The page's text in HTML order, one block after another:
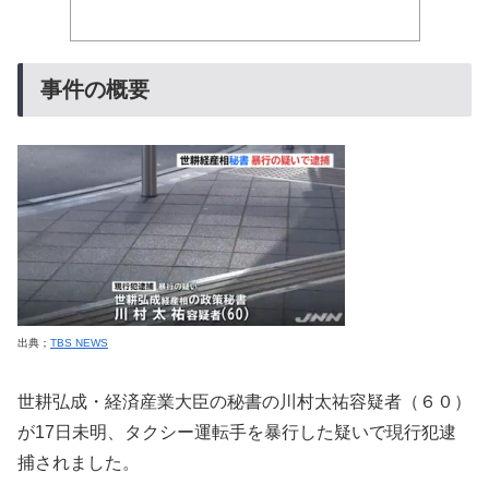
事件の概要
出典； TBS NEWS
世耕弘成・経済産業大臣の秘書の川村太祐容疑者（６０）
が17日未明、タクシー運転手を暴行した疑いで現行犯逮
捕されました。